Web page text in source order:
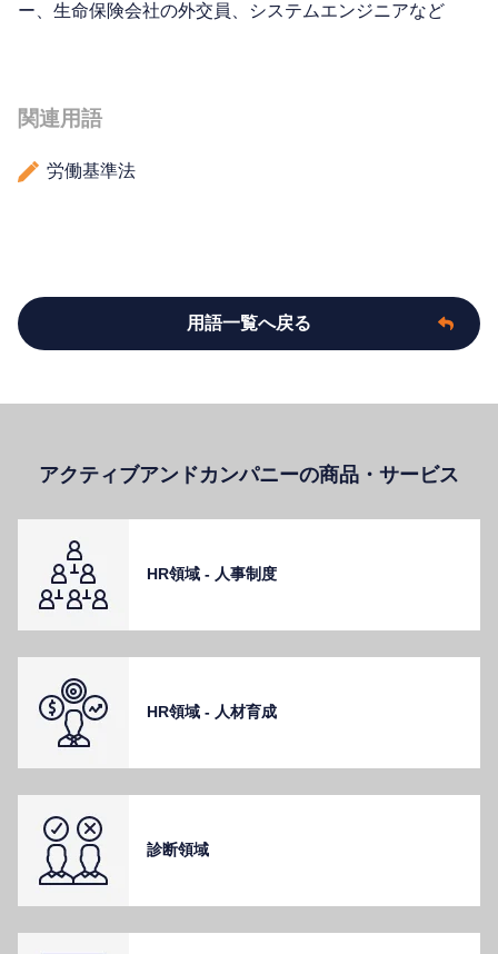
ー、生命保険会社の外交員、システムエンジニアなど
関連用語
労働基準法
用語一覧へ戻る
アクティブアンドカンパニーの商品・サービス
HR領域 - ⼈事制度
HR領域 - ⼈材育成
診断領域